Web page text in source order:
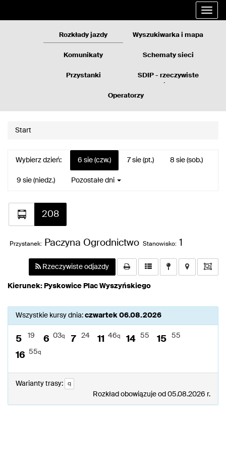
Rozkłady jazdy Wyszukiwarka i mapa
Komunikaty Schematy sieci
Przystanki
SDIP - rzeczywiste
Operatorzy
Start
Wybierz dzień: 6 sie (czw.) 7 sie (pt.) 8 sie (sob.)
9 sie (niedz.) Pozostałe dni
208
Przystanek: Paczyna Ogrodnictwo Stanowisko: 1
Rzeczywiste odjazdy
Kierunek: Pyskowice Plac Wyszyńskiego
Wszystkie kursy dnia: czwartek 06.08.2026
5 19 6 03q 7 24 11 46q 14 55 15 55
16 55q
Warianty trasy: q
Rozkład obowiązuje od 05.08.2026 r.